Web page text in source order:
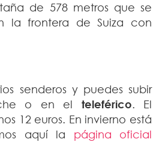
de 578 metros que se
la frontera de Suiza con
senderos y puedes subir
o en el teleférico. El
12 euros. En invierno está
aquí la página oficial